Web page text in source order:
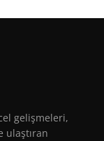
gelişmeleri,
ulaştıran